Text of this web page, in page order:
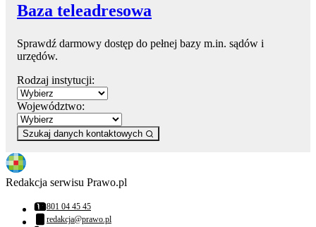
Baza teleadresowa
Sprawdź darmowy dostęp do pełnej bazy m.in. sądów i
urzędów.
Rodzaj instytucji:
Województwo:
Szukaj danych kontaktowych
Redakcja serwisu Prawo.pl
Numer telefonu:
801 04 45 45
Adres email:
redakcja@prawo.pl